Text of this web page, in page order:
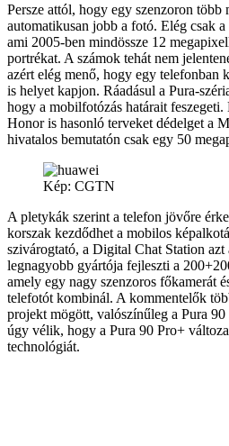
Persze attól, hogy egy szenzoron több
automatikusan jobb a fotó. Elég csak
ami 2005-ben mindössze 12
portrékat. A számok tehát nem
azért elég menő, hogy egy telefonban
is helyet kapjon. Ráadásul a Pura-
hogy a mobilfotózás határait
Honor is hasonló terveket dédelget a
hivatalos bemutatón csak egy 50
Kép: CGTN
A pletykák szerint a telefon jövőre
korszak kezdődhet a mobilos
szivárogtató, a Digital Chat Station
legnagyobb gyártója fejleszti a
amely egy nagy szenzoros főkamerát
telefotót kombinál. A kommentelők
projekt mögött, valószínűleg a Pura 90
úgy vélik, hogy a Pura 90 Pro+
technológiát.